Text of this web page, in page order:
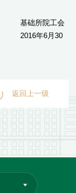
会
30
返回上一级